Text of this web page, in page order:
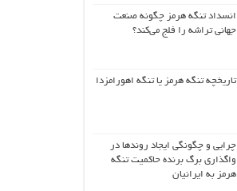
انسداد تنگه هرمز چگونه صنعت
جهانی تراشه را فلج می‌کند؟
تاریخچه تنگه هرمز یا تنگه اهورامزدا
چرایی و چگونگی ایجاد روندها در
واگذاری برگ برنده حاکمیت تنگه
هرمز به ایرانیان